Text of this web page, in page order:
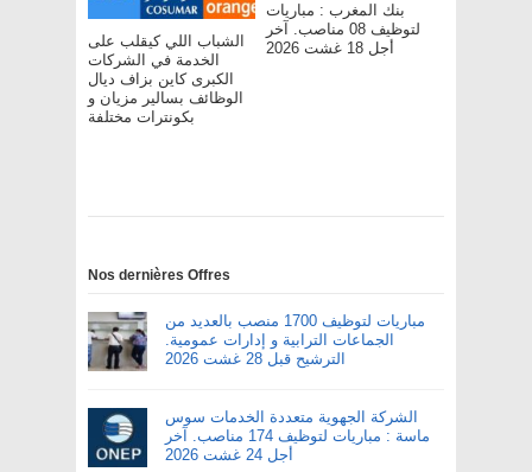
الشباب اللي كيقلب على
الخدمة في الشركات
الكبرى كاين بزاف ديال
الوظائف بسالير مزيان و
بكونترات مختلفة
بنك المغرب : مباريات
لتوظيف 08 مناصب. آخر
أجل 18 غشت 2026
Nos dernières Offres
مباريات لتوظيف 1700 منصب بالعديد من
الجماعات الترابية و إدارات عمومية.
الترشيح قبل 28 غشت 2026
الشركة الجهوية متعددة الخدمات سوس
ماسة : مباريات لتوظيف 174 مناصب. آخر
أجل 24 غشت 2026